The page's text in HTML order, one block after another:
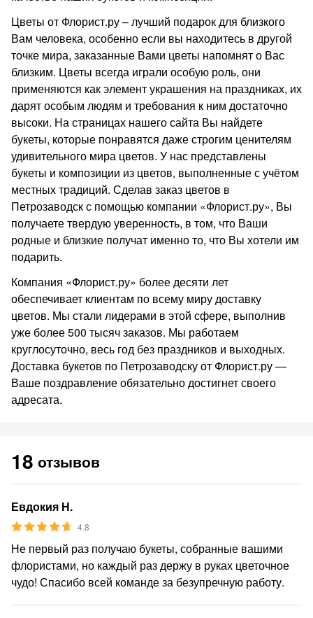
Цветы от Флорист.ру – лучший подарок для близкого
Вам человека, особенно если вы находитесь в другой
точке мира, заказанные Вами цветы напомнят о Вас
близким. Цветы всегда играли особую роль, они
применяются как элемент украшения на праздниках, их
дарят особым людям и требования к ним достаточно
высоки. На страницах нашего сайта Вы найдете
букеты, которые понравятся даже строгим ценителям
удивительного мира цветов. У нас представлены
букеты и композиции из цветов, выполненные с учётом
местных традиций. Сделав заказ цветов в
Петрозаводск с помощью компании «Флорист.ру», Вы
получаете твердую уверенность, в том, что Ваши
родные и близкие получат именно то, что Вы хотели им
подарить.
Компания «Флорист.ру» более десяти лет
обеспечивает клиентам по всему миру доставку
цветов. Мы стали лидерами в этой сфере, выполнив
уже более 500 тысяч заказов. Мы работаем
круглосуточно, весь год без праздников и выходных.
Доставка букетов по Петрозаводску от Флорист.ру —
Ваше поздравление обязательно достигнет своего
адресата.
18 отзывов
Евдокия Н.
4.8
Не первый раз получаю букеты, собранные вашими
флористами, но каждый раз держу в руках цветочное
чудо! Спасибо всей команде за безупречную работу.